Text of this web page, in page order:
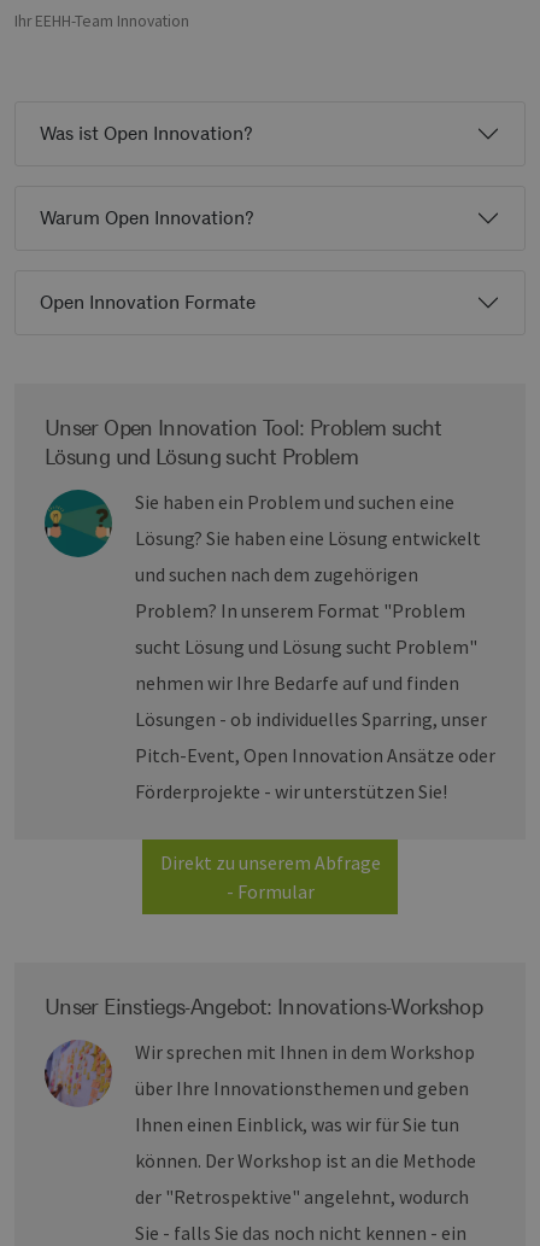
Ihr EEHH-Team Innovation
Was ist Open Innovation?
Warum Open Innovation?
Open Innovation Formate
Unser Open Innovation Tool: Problem sucht
Lösung und Lösung sucht Problem
Sie haben ein Problem und suchen eine
Lösung? Sie haben eine Lösung entwickelt
und suchen nach dem zugehörigen
Problem? In unserem Format "Problem
sucht Lösung und Lösung sucht Problem"
nehmen wir Ihre Bedarfe auf und finden
Lösungen - ob individuelles Sparring, unser
Pitch-Event, Open Innovation Ansätze oder
Förderprojekte - wir unterstützen Sie!
Direkt zu unserem Abfrage
- Formular
Unser Einstiegs-Angebot: Innovations-Workshop
Wir sprechen mit Ihnen in dem Workshop
über Ihre Innovationsthemen und geben
Ihnen einen Einblick, was wir für Sie tun
können. Der Workshop ist an die Methode
der "Retrospektive" angelehnt, wodurch
Sie - falls Sie das noch nicht kennen - ein